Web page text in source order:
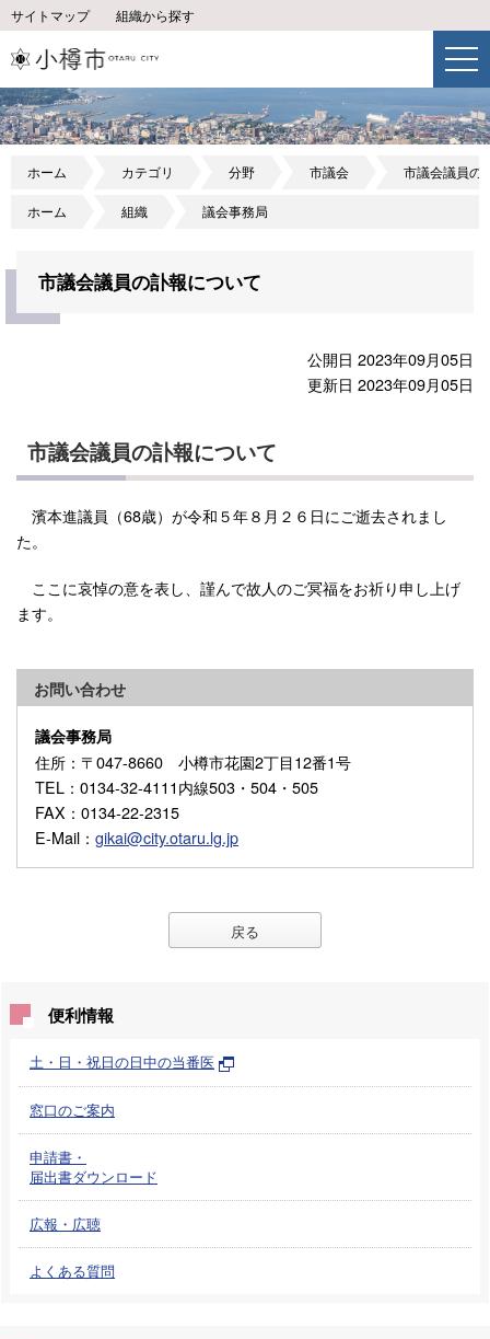
サイトマップ 組織から探す
ホーム カテゴリ 分野 市議会 市議会議員の
ホーム 組織 議会事務局
市議会議員の訃報について
公開日 2023年09月05日
更新日 2023年09月05日
市議会議員の訃報について
濱本進議員（68歳）が令和５年８月２６日にご逝去されまし
た。
ここに哀悼の意を表し、謹んで故人のご冥福をお祈り申し上げ
ます。
お問い合わせ
議会事務局
住所 ：〒047-8660 小樽市花園2丁目12番1号
TEL ：0134-32-4111内線503・504・505
FAX ：0134-22-2315
E-Mail ： gikai@city.otaru.lg.jp
戻る
便利情報
土・日・祝日の日中の当番医
窓口のご案内
申請書・
届出書ダウンロード
広報・広聴
よくある質問